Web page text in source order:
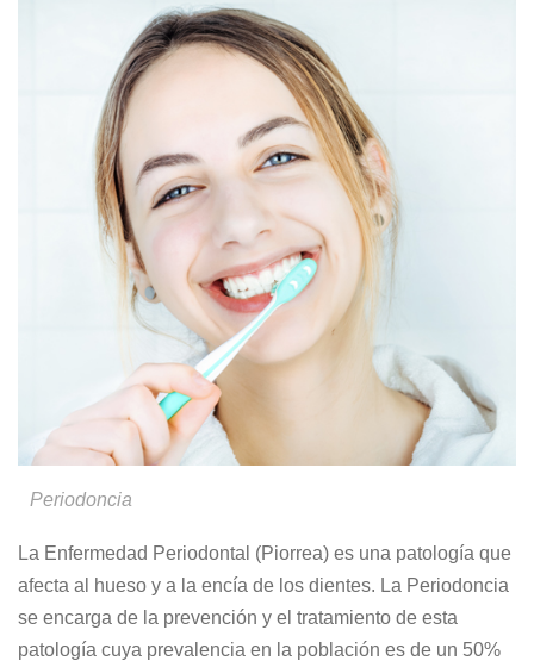
Periodoncia
La Enfermedad Periodontal (Piorrea) es una patología que
afecta al hueso y a la encía de los dientes. La Periodoncia
se encarga de la prevención y el tratamiento de esta
patología cuya prevalencia en la población es de un 50%